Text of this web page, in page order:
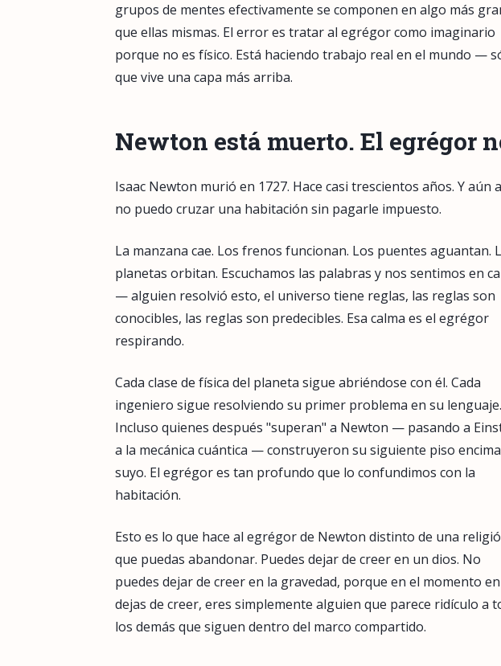
grupos de mentes efectivamente se componen en algo más
que ellas mismas. El error es tratar al egrégor como imaginario
porque no es físico. Está haciendo trabajo real en el mundo —
que vive una capa más arriba.
Newton está muerto. El egrégor
Isaac Newton murió en 1727. Hace casi trescientos años. Y aún
no puedo cruzar una habitación sin pagarle impuesto.
La manzana cae. Los frenos funcionan. Los puentes aguantan.
planetas orbitan. Escuchamos las palabras y nos sentimos en
— alguien resolvió esto, el universo tiene reglas, las reglas son
conocibles, las reglas son predecibles. Esa calma es el egrégor
respirando.
Cada clase de física del planeta sigue abriéndose con él. Cada
ingeniero sigue resolviendo su primer problema en su lenguaje.
Incluso quienes después "superan" a Newton — pasando a
a la mecánica cuántica — construyeron su siguiente piso
suyo. El egrégor es tan profundo que lo confundimos con la
habitación.
Esto es lo que hace al egrégor de Newton distinto de una
que puedas abandonar. Puedes dejar de creer en un dios. No
puedes dejar de creer en la gravedad, porque en el momento
dejas de creer, eres simplemente alguien que parece ridículo a
los demás que siguen dentro del marco compartido.